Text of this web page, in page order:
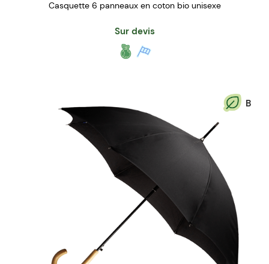
Casquette 6 panneaux en coton bio unisexe
Sur devis
B